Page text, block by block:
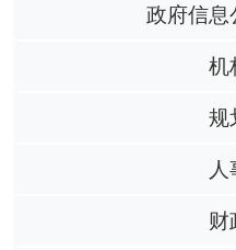
政府信息
机
规
财